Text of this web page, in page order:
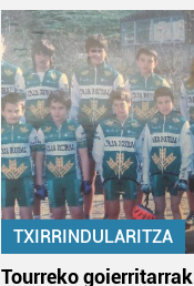
TXIRRINDULARITZA
Tourreko goierritarrak